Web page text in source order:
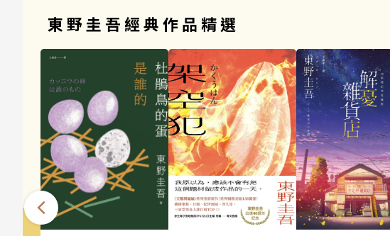
東野圭吾經典作品精選